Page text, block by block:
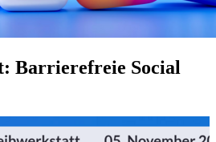
Barrierefreie Social